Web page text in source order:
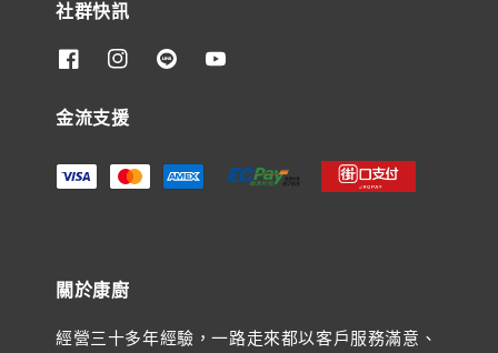
社群快訊
金流支援
關於康廚
經營三十多年經驗，一路走來都以客戶服務滿意、